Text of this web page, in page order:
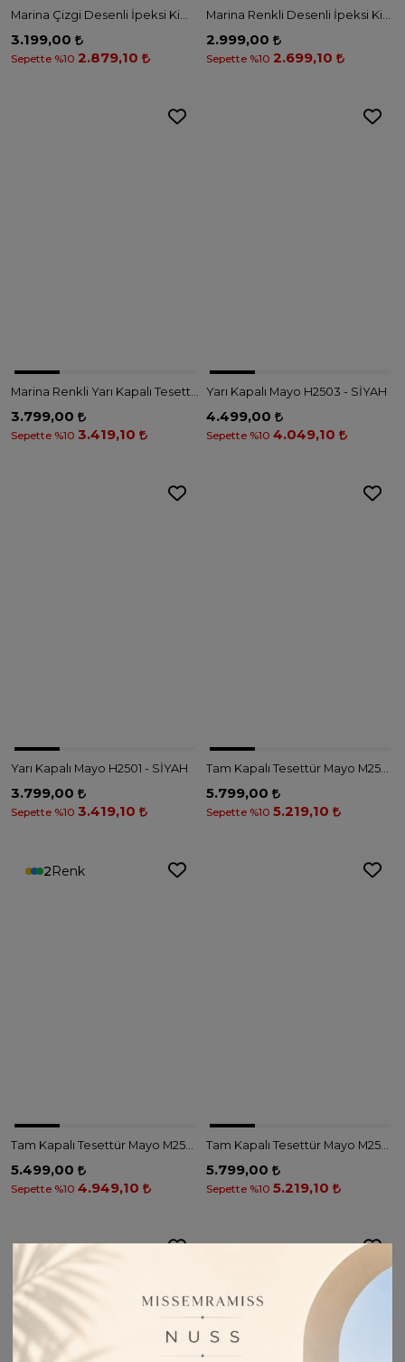
Marina Çizgi Desenli İpeksi Kimono – P2511 - SİYAH
3.199,00
Sepette %10 2.879,10
Marina Renkli Desenli İpeksi Kimono - P2504 - LİLA
2.999,00
Sepette %10 2.699,10
Marina Renkli Yarı Kapalı Tesettür Mayo - H2505 - CAMEL
3.799,00
Sepette %10 3.419,10
Yarı Kapalı Mayo H2503 - SİYAH
4.499,00
Sepette %10 4.049,10
Yarı Kapalı Mayo H2501 - SİYAH
3.799,00
Sepette %10 3.419,10
Tam Kapalı Tesettür Mayo M2532 - SİYAH
5.799,00
Sepette %10 5.219,10
2 Renk
Tam Kapalı Tesettür Mayo M2530 - LACİVERT
5.499,00
Sepette %10 4.949,10
Tam Kapalı Tesettür Mayo M2526-2 - İNDİGO
5.799,00
Sepette %10 5.219,10